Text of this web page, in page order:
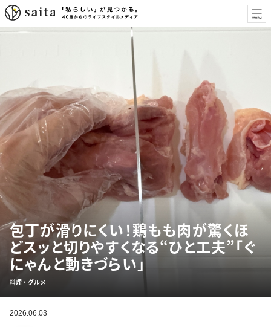
包丁が滑りにくい！鶏もも肉が驚くほ
どスッと切りやすくなる“ひと工夫”「ぐ
にゃんと動きづらい」
料理・グルメ
2026.06.03